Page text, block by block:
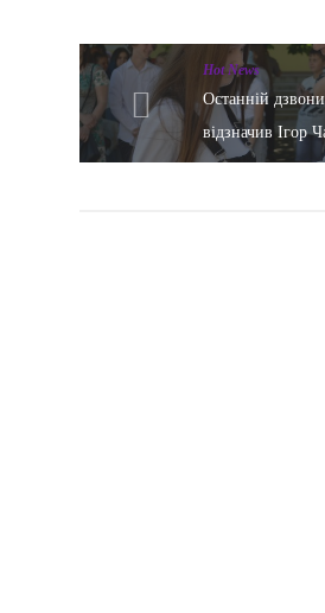
Hot News
Останній
відзначив Ігор